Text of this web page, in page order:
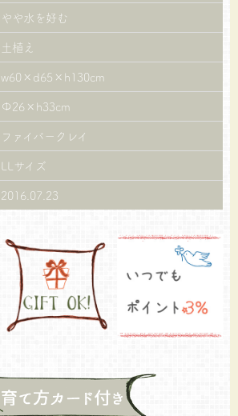
やや水を好む
土植え
w60×d65×h130cm
Φ26×h33cm
ファイバークレイ
LLサイズ
2016.07.23